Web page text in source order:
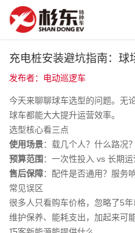
充电桩安装避坑指南：球
发布者：电动巡逻车
今天来聊聊球车选型的问题。无
球车都能大大提升运营效率。
选型核心看三点
使用场景：载几个人？什么路况
预算范围 ：一次性投入 vs 长期
售后保障：配件是否通用？服务
常见误区
很多人只看购车价格，忽略了5
维护保养、能耗支出，加起来可